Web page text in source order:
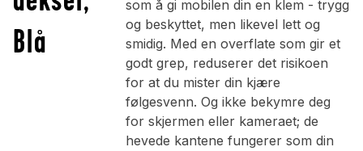
Blå
som å gi mobilen din en klem - trygg
og beskyttet, men likevel lett og
smidig. Med en overflate som gir et
godt grep, reduserer det risikoen
for at du mister din kjære
følgesvenn. Og ikke bekymre deg
for skjermen eller kameraet; de
hevede kantene fungerer som din